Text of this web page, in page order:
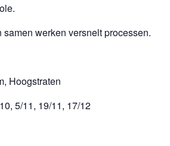
samen werken versnelt processen.
Hoogstraten
5/11, 19/11, 17/12